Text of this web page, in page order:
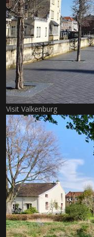
Visit Valkenburg